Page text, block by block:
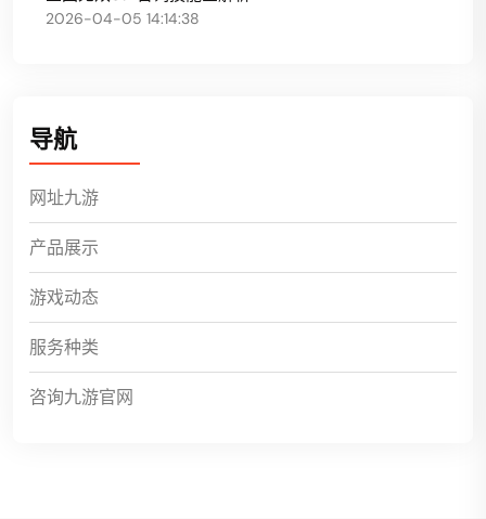
2026-04-05 14:14:38
导航
网址九游
产品展示
游戏动态
服务种类
咨询九游官网